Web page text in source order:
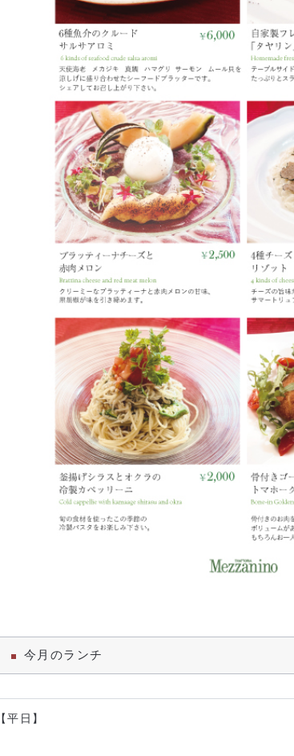
今月のランチ
【平日】